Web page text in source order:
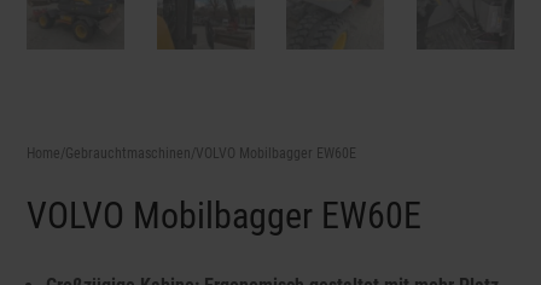
Home /Gebrauchtmaschinen /VOLVO Mobilbagger EW60E
VOLVO Mobilbagger EW60E